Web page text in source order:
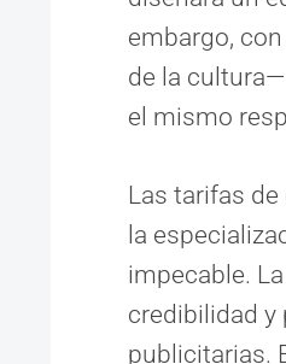
embargo,
de la
el mismo
Las tarifas
la
impecable.
credibilidad y
publicitarias.